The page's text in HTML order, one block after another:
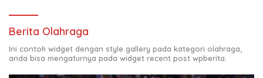
Berita Olahraga
Ini contoh widget dengan style gallery pada kategori olahraga,
anda bisa mengaturnya pada widget recent post wpberita.